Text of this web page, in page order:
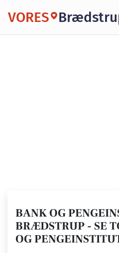
VORES
BANK OG
BRÆDSTRUP - SE
OG